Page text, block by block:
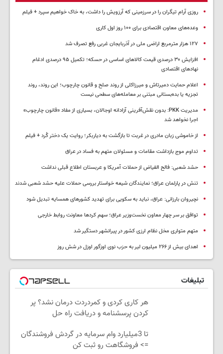
روزی آرام تیگران را در سرزمینی که آرزویش را داشت، به خاک خواهیم سپرد + فیلم
وعده‌های معاون اقتصادی برای ۱۰۰ روز اول کاری
۱۲۷ هزار مترمربع اراضی ملی در آذربایجان غربی رفع تصرف شد
افزایش ۳۰ درصدی قیمت کالاهای اساسی در حسکه؛ تکمیل ۹۵ درصدی ادغام
نهادهای اقتصادی
اعلام حمایت دمیرتاش و میرزاکلی از روند صلح و قانون چارچوب؛ این روند، روند
تجزیه یا بده‌بستانی مبتنی بر معامله‌های سطحی نیست
مدیریت PKK: بدون نقش‌آفرینی آزادانه اوجالان، بسیاری از مفاد «قانون چارچوب»
اجرا نخواهد شد
از خاموشی زبان مادری در غربت تا بازگشت به دیاربکر؛ روایت یک دختر کُرد + فیلم
تداوم موج بازداشت مقامات و مسئولان متهم به فساد در عراق
حشد شعبی: فالح الفیاض از حملات آمریکا و عربستان اطلاع قبلی نداشت
تنش در پارلمان عراق؛ نمایندگان شیعه خواستار بررسی حملات علیه حشد شعبی شدند
نچیروان بارزانی: عراق، نباید به سکویی برای تهدید کشورهای همسایه تبدیل شود
توافق بر سر چهار معاون نخست‌وزیر عراق؛ سهم کردها معاونت روابط خارجی
متهم متواری مخل نظام ارزی کشور در پیرانشهر دستگیر شد
اهدای بیش از ۲۶۶ میلیون لیر به حزب نوی اوزگور اوزل در شش روز
تبلیغات
هر کاری کردی و کمردردت درمان نشد؟ پر
کردن پرسشنامه و دریافت راه حل
تا 3میلیارد وام سرمایه در گردش فروشندگان
=> فروشگاهت رو ثبت کن